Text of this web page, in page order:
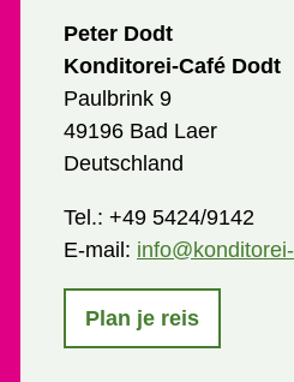
Peter Dodt
Konditorei-Café Dodt
Paulbrink 9
49196 Bad Laer
Deutschland
Tel.: +49 5424/9142
E-mail:
Plan je reis